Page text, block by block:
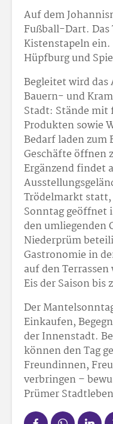
Auf dem
Fußball-Dart. Das
Kistenstapeln
Hüpfburg und
Begleitet wird
Bauern- und
Stadt: Stände mit
Produkten sowie
Bedarf laden zum
Geschäfte öffnen
Ergänzend findet
Trödelmarkt statt,
Sonntag geöffnet
den umliegenden
Niederprüm
Gastronomie in
auf den
Eis der Saison
Der
Einkaufen,
der Innenstadt.
können den Tag
Freundinnen,
verbringen –
Prümer